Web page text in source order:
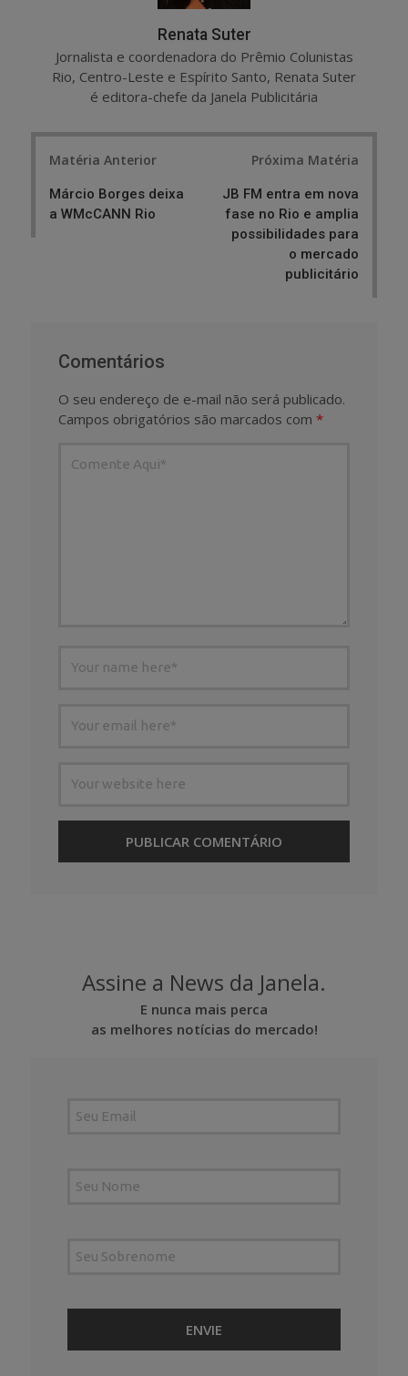
Renata Suter
Jornalista e coordenadora do Prêmio Colunistas
Rio, Centro-Leste e Espírito Santo, Renata Suter
é editora-chefe da Janela Publicitária
Matéria Anterior
Márcio Borges deixa
a WMcCANN Rio
Próxima Matéria
JB FM entra em nova
fase no Rio e amplia
possibilidades para
o mercado
publicitário
Comentários
O seu endereço de e-mail não será publicado.
Campos obrigatórios são marcados com *
Assine a News da Janela.
E nunca mais perca
as melhores notícias do mercado!